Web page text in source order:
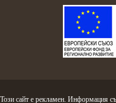
Този сайт е рекламен. Информация